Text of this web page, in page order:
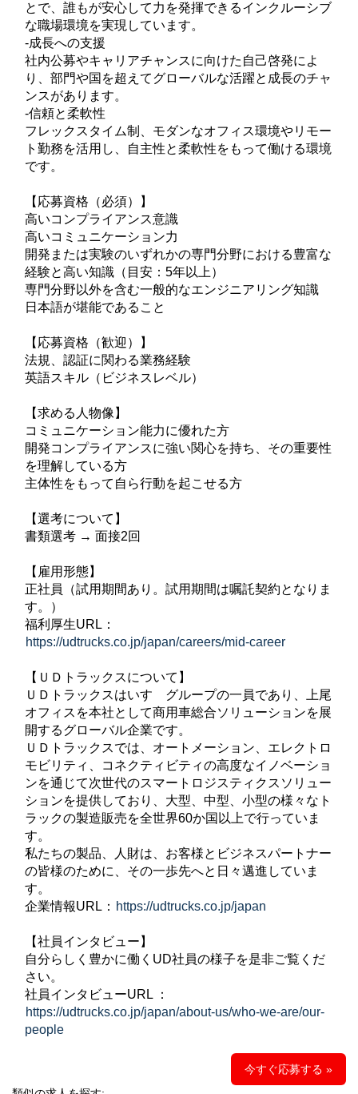
とで、誰もが安心して力を発揮できるインクルーシブ
な職場環境を実現しています。
-成長への支援
社内公募やキャリアチャンスに向けた自己啓発によ
り、部門や国を超えてグローバルな活躍と成長のチャ
ンスがあります。
-信頼と柔軟性
フレックスタイム制、モダンなオフィス環境やリモー
ト勤務を活用し、自主性と柔軟性をもって働ける環境
です。
【応募資格（必須）】
高いコンプライアンス意識
高いコミュニケーション力
開発または実験のいずれかの専門分野における豊富な
経験と高い知識（目安：5年以上）
専門分野以外を含む一般的なエンジニアリング知識
日本語が堪能であること
【応募資格（歓迎）】
法規、認証に関わる業務経験
英語スキル（ビジネスレベル）
【求める人物像】
コミュニケーション能力に優れた方
開発コンプライアンスに強い関心を持ち、その重要性
を理解している方
主体性をもって自ら行動を起こせる方
【選考について】
書類選考 → 面接2回
【雇用形態】
正社員（試用期間あり。試用期間は嘱託契約となりま
す。）
福利厚生URL：
https://udtrucks.co.jp/japan/careers/mid-career
【ＵＤトラックスについて】
ＵＤトラックスはいすゞグループの一員であり、上尾
オフィスを本社として商用車総合ソリューションを展
開するグローバル企業です。
ＵＤトラックスでは、オートメーション、エレクトロ
モビリティ、コネクティビティの高度なイノベーショ
ンを通じて次世代のスマートロジスティクスソリュー
ションを提供しており、大型、中型、小型の様々なト
ラックの製造販売を全世界60か国以上で行っていま
す。
私たちの製品、人財は、お客様とビジネスパートナー
の皆様のために、その一歩先へと日々邁進していま
す。
企業情報URL： https://udtrucks.co.jp/japan
【社員インタビュー】
自分らしく豊かに働くUD社員の様子を是非ご覧くだ
さい。
社員インタビューURL ：
https://udtrucks.co.jp/japan/about-us/who-we-are/our-
people
今すぐ応募する »